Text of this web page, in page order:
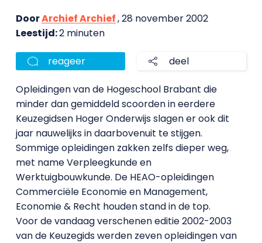
DoorArchief Archief, 28 november 2002
Leestijd:2 minuten
reageer deel
Opleidingen van de Hogeschool Brabant die
minder dan gemiddeld scoorden in eerdere
Keuzegidsen Hoger Onderwijs slagen er ook dit
jaar nauwelijks in daarbovenuit te stijgen.
Sommige opleidingen zakken zelfs dieper weg,
met name Verpleegkunde en
Werktuigbouwkunde. De HEAO-opleidingen
Commerciële Economie en Management,
Economie & Recht houden stand in de top.
Voor de vandaag verschenen editie 2002-2003
van de Keuzegids werden zeven opleidingen van